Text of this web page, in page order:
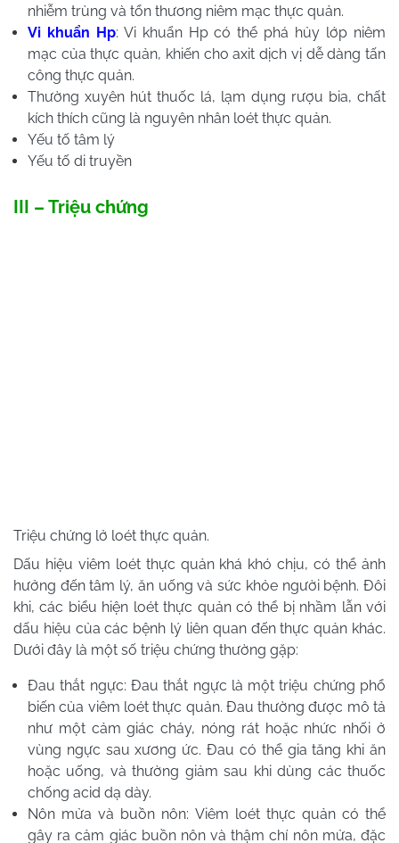
nhiễm trùng và tổn thương niêm mạc thực quản.
Vi khuẩn Hp: Vi khuẩn Hp có thể phá hủy lớp niêm
mạc của thực quản, khiến cho axit dịch vị dễ dàng tấn
công thực quản.
Thường xuyên hút thuốc lá, lạm dụng rượu bia, chất
kích thích cũng là nguyên nhân loét thực quản.
Yếu tố tâm lý
Yếu tố di truyền
III – Triệu chứng
Triệu chứng lở loét thực quản.
Dấu hiệu viêm loét thực quản khá khó chịu, có thể ảnh
hưởng đến tâm lý, ăn uống và sức khỏe người bệnh. Đôi
khi, các biểu hiện loét thực quản có thể bị nhầm lẫn với
dấu hiệu của các bệnh lý liên quan đến thực quản khác.
Dưới đây là một số triệu chứng thường gặp:
Đau thắt ngực: Đau thắt ngực là một triệu chứng phổ
biến của viêm loét thực quản. Đau thường được mô tả
như một cảm giác cháy, nóng rát hoặc nhức nhối ở
vùng ngực sau xương ức. Đau có thể gia tăng khi ăn
hoặc uống, và thường giảm sau khi dùng các thuốc
chống acid dạ dày.
Nôn mửa và buồn nôn: Viêm loét thực quản có thể
gây ra cảm giác buồn nôn và thậm chí nôn mửa, đặc